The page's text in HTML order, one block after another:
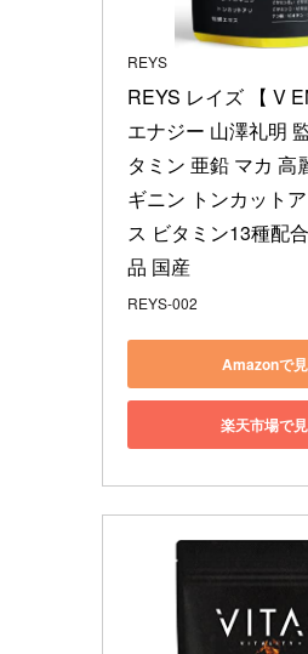
REYS
REYS レイズ 【 V
エナジー 山澤礼明
タミン 亜鉛 マカ 高
ギニン トンカット
ス ビタミン13種配
品 国産
REYS-002
Amazonで
楽天市場で